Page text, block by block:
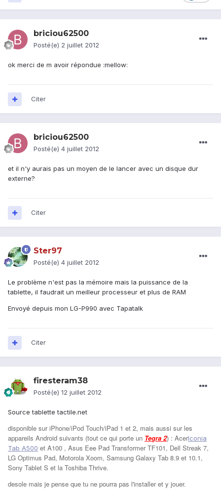
briciou62500
Posté(e) 2 juillet 2012
ok merci de m avoir répondue :mellow:
Citer
briciou62500
Posté(e) 4 juillet 2012
et il n'y aurais pas un moyen de le lancer avec un disque dur
externe?
Citer
Ster97
Posté(e) 4 juillet 2012
Le problème n'est pas la mémoire mais la puissance de la
tablette, il faudrait un meilleur processeur et plus de RAM
Envoyé depuis mon LG-P990 avec Tapatalk
Citer
firesteram38
Posté(e) 12 juillet 2012
Source tablette tactile.net
disponible sur iPhone/iPod Touch/iPad 1 et 2, mais aussi sur les
appareils Android suivants (tout ce qui porte un Tegra 2) : AcerIconia
Tab A500 et A100 , Asus Eee Pad Transformer TF101, Dell Streak 7,
LG Optimus Pad, Motorola Xoom, Samsung Galaxy Tab 8.9 et 10.1,
Sony Tablet S et la Toshiba Thrive.
desole mais je pense que tu ne pourra pas l'installer et y jouer.